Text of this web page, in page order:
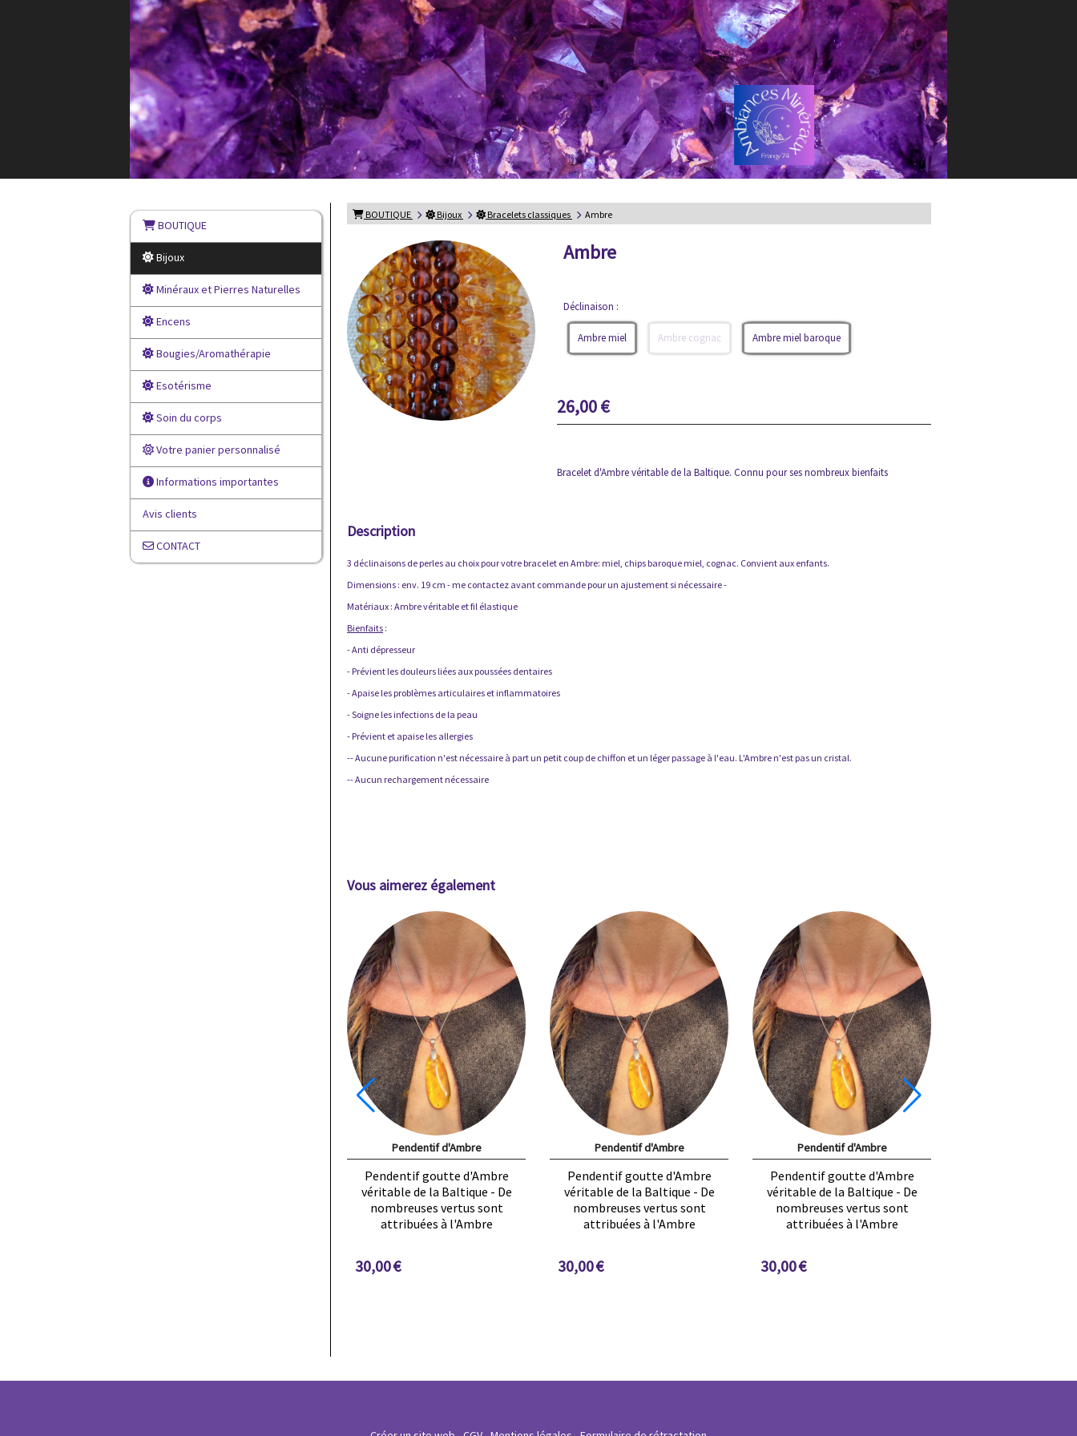
BOUTIQUE
Bijoux
Minéraux et Pierres Naturelles
Encens
Bougies/Aromathérapie
Esotérisme
Soin du corps
Votre panier personnalisé
Informations importantes
Avis clients
CONTACT
BOUTIQUE Bijoux Bracelets classiques Ambre
Ambre
Déclinaison :
Ambre miel Ambre cognac Ambre miel baroque
26,00€
Bracelet d'Ambre véritable de la Baltique. Connu pour ses nombreux bienfaits
Description
3 déclinaisons de perles au choix pour votre bracelet en Ambre: miel, chips baroque miel, cognac. Convient aux enfants.
Dimensions : env. 19 cm - me contactez avant commande pour un ajustement si nécessaire -
Matériaux : Ambre véritable et fil élastique
Bienfaits :
- Anti dépresseur
- Prévient les douleurs liées aux poussées dentaires
- Apaise les problèmes articulaires et inflammatoires
- Soigne les infections de la peau
- Prévient et apaise les allergies
-- Aucune purification n'est nécessaire à part un petit coup de chiffon et un léger passage à l'eau. L'Ambre n'est pas un cristal.
-- Aucun rechargement nécessaire
Vous aimerez également
Pendentif d'Ambre
Pendentif goutte d'Ambre
véritable de la Baltique - De
nombreuses vertus sont
attribuées à l'Ambre
30,00€
Pendentif d'Ambre
Pendentif goutte d'Ambre
véritable de la Baltique - De
nombreuses vertus sont
attribuées à l'Ambre
30,00€
Pendentif d'Ambre
Pendentif goutte d'Ambre
véritable de la Baltique - De
nombreuses vertus sont
attribuées à l'Ambre
30,00€